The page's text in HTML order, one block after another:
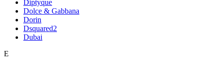
Diptyque
Dolce & Gabbana
Dorin
Dsquared2
Dubai
E